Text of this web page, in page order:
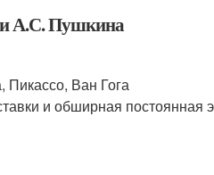
А.С. Пушкина
Ван Гога
и обширная постоянная